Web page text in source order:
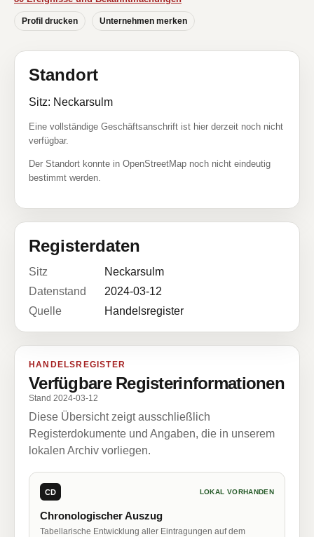
Profil drucken Unternehmen merken
Standort
Sitz: Neckarsulm
Eine vollständige Geschäftsanschrift ist hier derzeit noch nicht
verfügbar.
Der Standort konnte in OpenStreetMap noch nicht eindeutig
bestimmt werden.
Registerdaten
Sitz
Neckarsulm
Datenstand
2024-03-12
Quelle
Handelsregister
HANDELSREGISTER
Verfügbare Registerinformationen
Stand 2024-03-12
Diese Übersicht zeigt ausschließlich
Registerdokumente und Angaben, die in unserem
lokalen Archiv vorliegen.
CD LOKAL VORHANDEN
Chronologischer Auszug
Tabellarische Entwicklung aller Eintragungen auf dem